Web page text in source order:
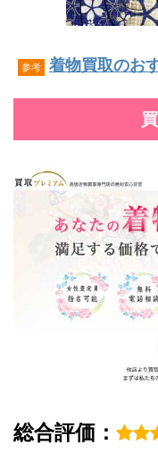
参考 着物買取のお
総合評価：